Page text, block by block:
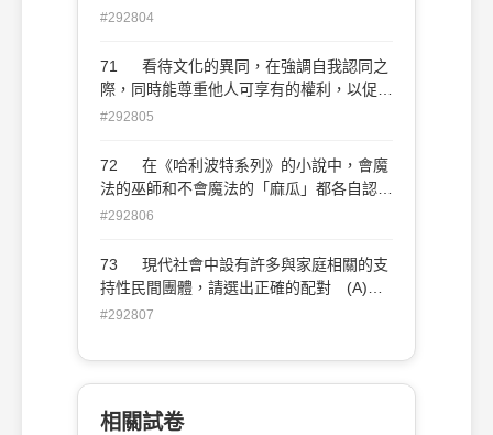
父母一定會有好的子女；(丙)代溝是指親子
有趣的；(戊)教養子女的方法需要不斷的學
習 (A)甲乙丙 (B)甲乙丁 (C)甲丁戊
#292804
71 看待文化的異同，在強調自我認同之
際，同時能尊重他人可享有的權利，以促成
社會的和諧與進步，這是何種的表現？
任心
#292805
72 在《哈利波特系列》的小說中，會魔
法的巫師和不會魔法的「麻瓜」都各自認為
自己的文化是最好的，而以自己的文化為標
展現？ (A)文化相對論 (B)次文化論
(C)種族中心主義 (D)文化多元論
#292806
73 現代社會中設有許多與家庭相關的支
持性民間團體，請選出正確的配對 (A)一
葉蘭協會──受虐兒童 (B)晚晴協會──喪
勵馨文教基金會──離婚婦女
#292807
相關試卷